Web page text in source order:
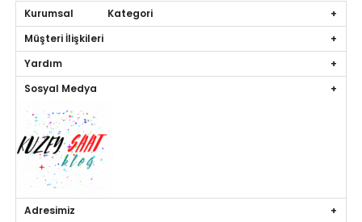
Kurumsal Kategori
Müşteri İlişkileri
Yardım
Sosyal Medya
Adresimiz